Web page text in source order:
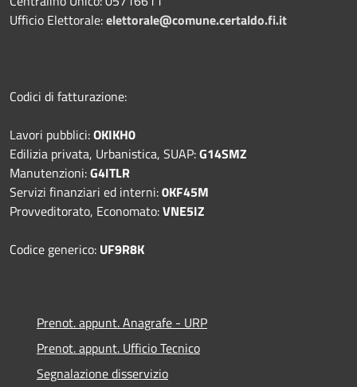
Ufficio Elettorale:elettorale@comune.certaldo.fi.it
Codici di fatturazione:
Lavori pubblici:OKIKH0
Edilizia privata, Urbanistica, SUAP:G14SMZ
Manutenzioni:G4ITLR
Servizi finanziari ed interni:0KF45M
Provveditorato, Economato:VNE5IZ
Codice generico: UF9R8K
Prenot. appunt. Anagrafe - URP
Prenot. appunt. Ufficio Tecnico
Segnalazione disservizio